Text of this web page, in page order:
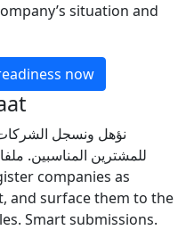
situation and
now
نؤهل ونسجل الشركات
للمشترين المناسبين.
companies as
and surface them to the
Smart submissions.